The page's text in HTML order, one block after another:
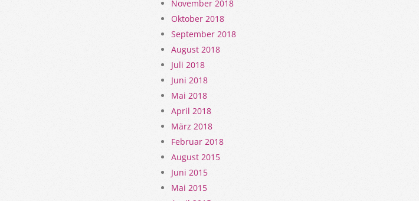
November 2018
Oktober 2018
September 2018
August 2018
Juli 2018
Juni 2018
Mai 2018
April 2018
März 2018
Februar 2018
August 2015
Juni 2015
Mai 2015